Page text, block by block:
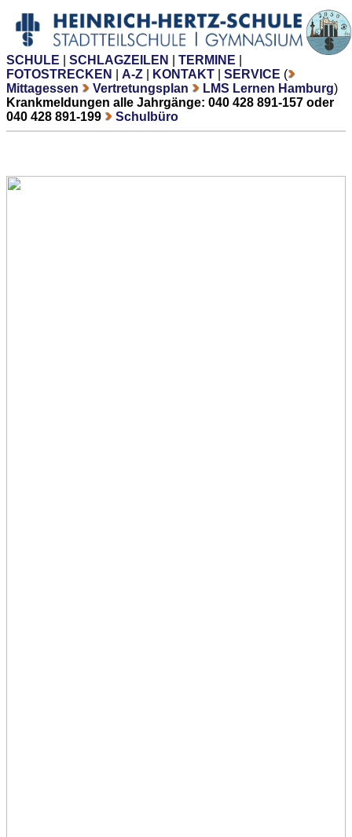
SCHULE SCHLAGZEILEN TERMINE
FOTOSTRECKEN
A-Z KONTAKT SERVICE (
Mittagessen
Vertretungsplan LMS Lernen Hamburg)
Krankmeldungen alle Jahrgänge: 040 428 891-157 oder
040 428 891-199
Schulbüro